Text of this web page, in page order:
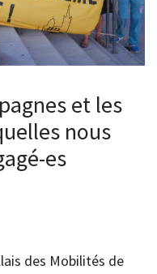
et les
nous
es
des Mobilités de